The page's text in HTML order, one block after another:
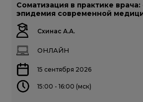
Соматизация в практике врача:
эпидемия современной
Схинас А.А.
ОНЛАЙН
15 сентября 2026
15:00 - 16:00 (мск)